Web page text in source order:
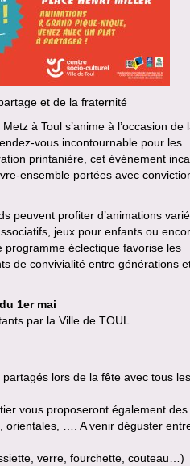
et de la fraternité
à Toul s’anime à l’occasion de
vous incontournable pour les
printanière, cet événement
ensemble portées avec
peuvent profiter d’animations
jeux pour enfants ou
programme éclectique favorise les
de convivialité entre générations
1er mai
par la Ville de TOUL
lors de la fête avec tous les
vous proposeront également des
orientales, …. A venir déguster
verre, fourchette, couteau…)